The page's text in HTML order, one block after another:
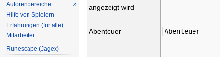
angezeigt wird
Abenteuer Abenteuer
Autorenbereiche
»
Hilfe von Spielern
Erfahrungen (für alle)
Mitarbeiter
Runescape (Jagex)